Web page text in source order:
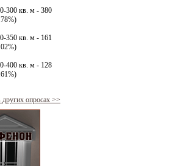
300 кв. м - 380
350 кв. м - 161
400 кв. м - 128
других опросах >>